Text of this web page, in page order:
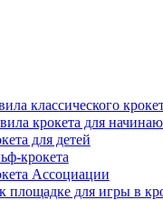
классического
крокета для
для детей
крокета
Ассоциации
площадке для игры в